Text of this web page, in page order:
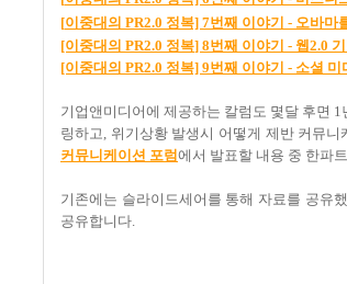
[이중대의 PR2.0 정복] 7번째 이야기 - 오바마
[이중대의 PR2.0 정복] 8번째 이야기 - 웹2.0
[이중대의 PR2.0 정복] 9번째 이야기 - 소셜
기업앤미디어에 제공하는 칼럼도 몇달 후면
링하고, 위기상황 발생시 어떻게 제반 커뮤
커뮤니케이션 포럼 에서 발표할 내용 중 한파
기존에는 슬라이드세어를 통해 자료를 공유
공유합니다.